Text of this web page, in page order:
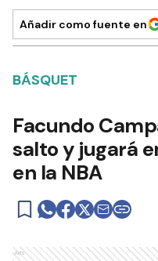
Añadir como fuente en
BÁSQUET
Facundo
salto y jugará
en la NBA
Ads